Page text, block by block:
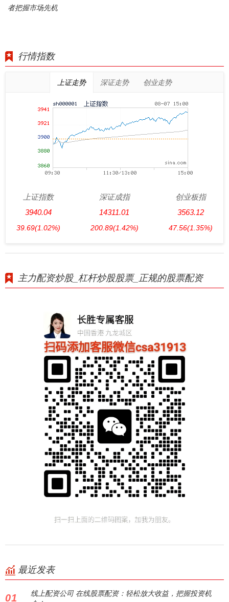
者把握市场先机
行情指数
上证走势 深证走势 创业走势
上证指数
3940.04
39.69(1.02%)
深证成指
14311.01
200.89(1.42%)
创业板指
3563.12
47.56(1.35%)
主力配资炒股_杠杆炒股股票_正规的股票配资
最近发表
01
线上配资公司 在线股票配资：轻松放大收益，把握投资机